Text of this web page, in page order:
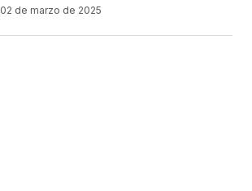
02 de marzo de 2025